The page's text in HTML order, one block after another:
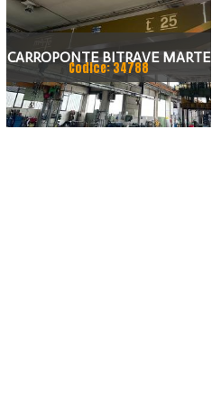
CARROPONTE BITRAVE MARTE
25 TON SCARTAMENTO 14000
MM
Codice: 34788